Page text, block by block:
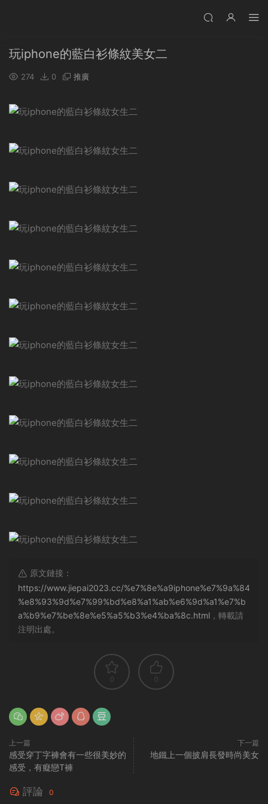
玩iphone的藍白衫條紋美女二
274 0 推廣
原文鏈接：
https://www.jiepai2023.cc/%e7%8e%a9iphone%e7%9a%84
%e8%93%9d%e7%99%bd%e8%a1%ab%e6%9d%a1%e7%b
a%b9%e7%be%8e%e5%a5%b3%e4%ba%8c.html ，轉載請
注明出處。
0 0
上一篇
感受穿丁字褲會有一些很美妙的
感受，有癡戀T褲
下一篇
地鐵上一個披肩長發時尚美女
評論 0